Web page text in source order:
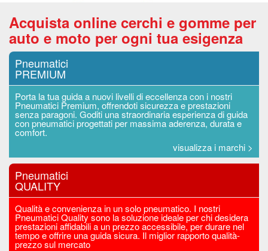
Acquista online cerchi e gomme per
auto e moto per ogni tua esigenza
Pneumatici
PREMIUM
Porta la tua guida a nuovi livelli di eccellenza con i nostri
Pneumatici Premium, offrendoti sicurezza e prestazioni
senza paragoni. Goditi una straordinaria esperienza di guida
con pneumatici progettati per massima aderenza, durata e
comfort.
visualizza i marchi >
Pneumatici
QUALITY
Qualità e convenienza in un solo pneumatico. I nostri
Pneumatici Quality sono la soluzione ideale per chi desidera
prestazioni affidabili a un prezzo accessibile, per durare nel
tempo e offrire una guida sicura. Il miglior rapporto qualità-
prezzo sul mercato